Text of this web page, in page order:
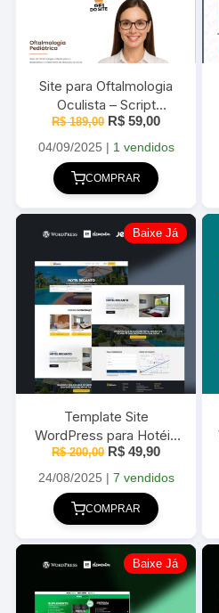
Site para Oftalmologia
Oculista – Script
Completo em
WordPress 2025
R$189,00 O
original
era:
R$ 189,00.
R$ 59,00O
atual
04/09/2025 | 1 vendidos
COMPRAR
Baixe Já
Template Site
WordPress para Hotéis
e Pousadas 100%
Editável 2025
R$200,00 O
original
era:
R$ 200,00.
R$ 49,90O
atual
24/08/2025 | 7 vendidos
COMPRAR
Baixe Já